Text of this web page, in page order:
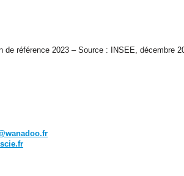
de référence 2023 – Source : INSEE, décembre